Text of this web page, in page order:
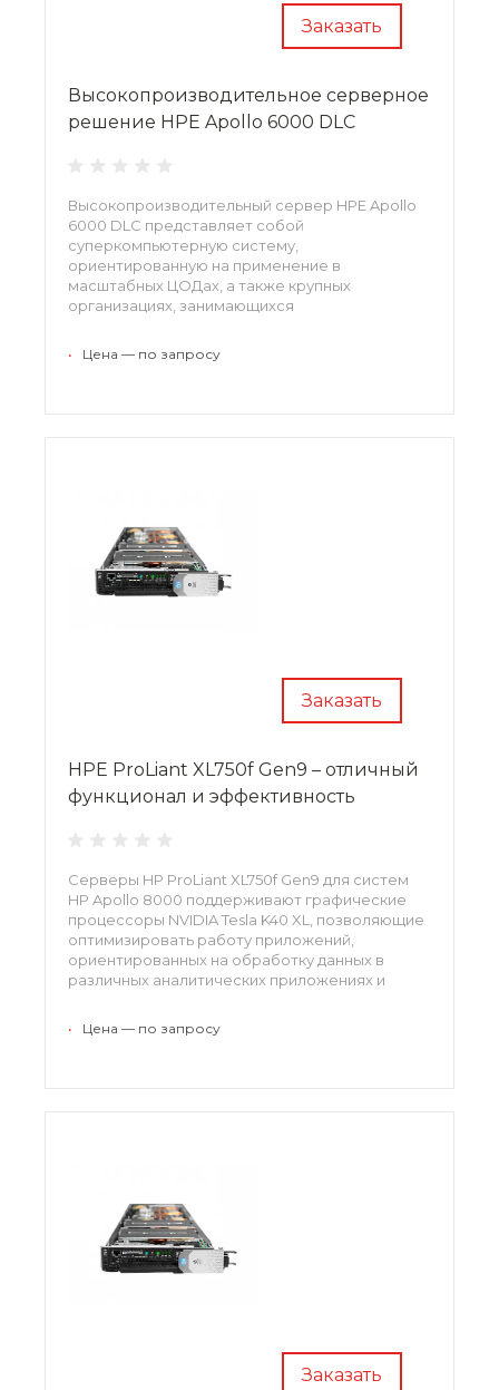
Заказать
Высокопроизводительное серверное
решение HPE Apollo 6000 DLC
Высокопроизводительный сервер HPE Apollo
6000 DLC представляет собой
суперкомпьютерную систему,
ориентированную на применение в
масштабных ЦОДах, а также крупных
организациях, занимающихся
платформы является модульная архитектура,
• Цена — по запросу
Заказать
HPE ProLiant XL750f Gen9 – отличный
функционал и эффективность
Серверы HP ProLiant XL750f Gen9 для систем
HP Apollo 8000 поддерживают графические
процессоры NVIDIA Tesla K40 XL, позволяющие
оптимизировать работу приложений,
ориентированных на обработку данных в
различных аналитических приложениях и
• Цена — по запросу
Заказать